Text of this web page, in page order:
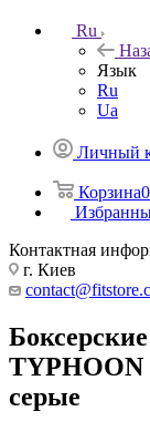
Ru
Язык
Ru
Ua
Личный
Корзина0
Контактная
г. Киев
TYPHOON
серые